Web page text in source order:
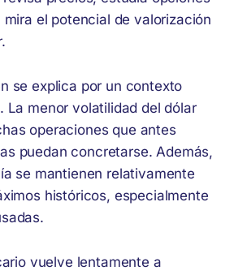
el potencial de valorización
se explica por un contexto
La menor volatilidad del dólar
operaciones que antes
puedan concretarse. Además,
se mantienen relativamente
históricos, especialmente
vuelve lentamente a